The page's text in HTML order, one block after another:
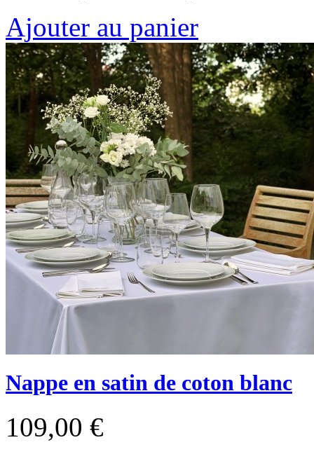
Ajouter au panier
Nappe en satin de coton blanc
109,00 €